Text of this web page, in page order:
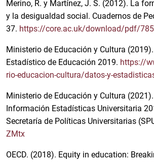
Merino, R. y Martínez, J. S. (2012). La
y la desigualdad social. Cuadernos de
37. https://core.ac.uk/download/pdf/
Ministerio de Educación y Cultura
Estadístico de Educación 2019. https://
rio-educacion-cultura/datos-y-
Ministerio de Educación y Cultura
Información Estadísticas Universitaria
Secretaría de Políticas Universitarias
ZMtx
OECD. (2018). Equity in education: